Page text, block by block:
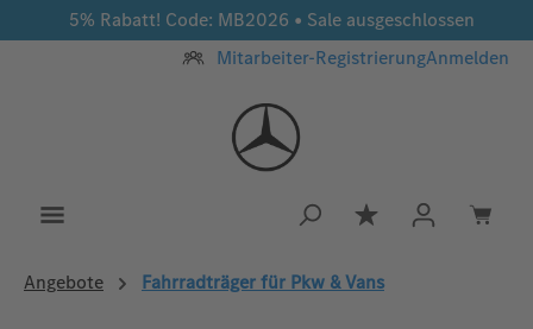
Zum Hauptinhalt springen
5% Rabatt! Code: MB2026 • Sale ausgeschlossen
Mitarbeiter-RegistrierungAnmelden
Du hast 0
Angebote Fahrradträger für Pkw & Vans